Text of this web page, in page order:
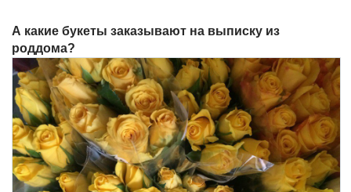
А какие букеты заказывают на выписку из
роддома?